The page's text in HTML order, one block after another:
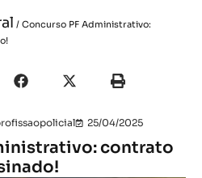
/ Concurso PF Administrativo:
25/04/2025
contrato